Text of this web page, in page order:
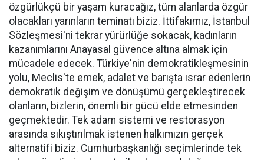
özgürlükçü bir yaşam kuracağız, tüm alanlarda özgür
olacakları yarınların teminatı biziz. İttifakımız, İstanbul
Sözleşmesi'ni tekrar yürürlüğe sokacak, kadınların
kazanımlarını Anayasal güvence altına almak için
mücadele edecek. Türkiye'nin demokratikleşmesinin
yolu, Meclis'te emek, adalet ve barışta ısrar edenlerin
demokratik değişim ve dönüşümü gerçekleştirecek
olanların, bizlerin, önemli bir gücü elde etmesinden
geçmektedir. Tek adam sistemi ve restorasyon
arasında sıkıştırılmak istenen halkımızın gerçek
alternatifi biziz. Cumhurbaşkanlığı seçimlerinde tek